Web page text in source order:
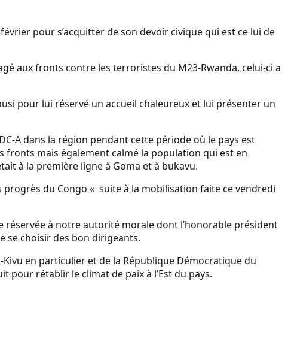
pour s’acquitter de son devoir civique qui est ce lui de
aux fronts contre les terroristes du M23-Rwanda, celui-ci a
pour lui réservé un accueil chaleureux et lui présenter un
A dans la région pendant cette période où le pays est
fronts mais également calmé la population qui est en
à la première ligne à Goma et à bukavu.
progrès du Congo « suite à la mobilisation faite ce vendredi
à notre autorité morale dont l’honorable président
se choisir des bon dirigeants.
en particulier et de la République Démocratique du
pour rétablir le climat de paix à l’Est du pays.